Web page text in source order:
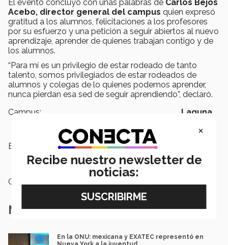
El evento concluyó con unas palabras de Carlos Bejos
Acebo, director general del campus quien expresó
gratitud a los alumnos, felicitaciones a los profesores
por su esfuerzo y una petición a seguir abiertos al nuevo
aprendizaje, aprender de quienes trabajan contigo y de
los alumnos.
“Para mí es un privilegio de estar rodeado de tanto
talento, somos privilegiados de estar rodeados de
alumnos y colegas de lo quienes podemos aprender,
nunca pierdan esa sed de seguir aprendiendo”, declaró.
Campus:
Laguna
Etiquetas:
Excelencia académica,
profesional , Educación
Categoría:
Notas Relacionadas
En la ONU: mexicana y EXATEC representó en
×
Recibe nuestro newsletter de
noticias: